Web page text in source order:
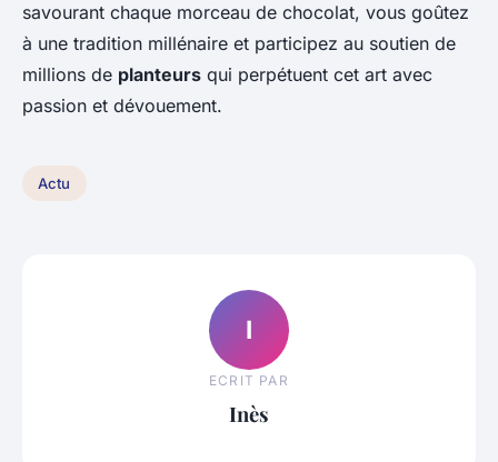
savourant chaque morceau de chocolat, vous goûtez
à une tradition millénaire et participez au soutien de
millions de planteurs qui perpétuent cet art avec
passion et dévouement.
Actu
I
ECRIT PAR
Inès